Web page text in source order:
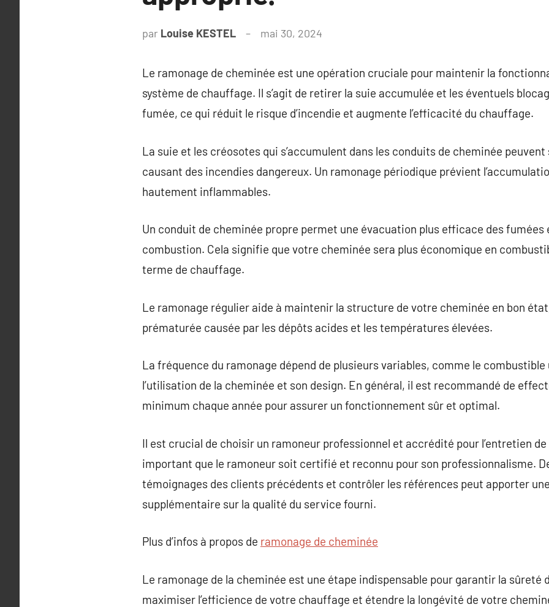
par Louise KESTEL mai 30, 2024
Le ramonage de cheminée est une opération cruciale pour maintenir la
système de chauffage. Il s’agit de retirer la suie accumulée et les éventuels
fumée, ce qui réduit le risque d’incendie et augmente l’efficacité du chauffage.
La suie et les créosotes qui s’accumulent dans les conduits de cheminée
causant des incendies dangereux. Un ramonage périodique prévient
hautement inflammables.
Un conduit de cheminée propre permet une évacuation plus efficace des fumées
combustion. Cela signifie que votre cheminée sera plus économique en
terme de chauffage.
Le ramonage régulier aide à maintenir la structure de votre cheminée en bon
prématurée causée par les dépôts acides et les températures élevées.
La fréquence du ramonage dépend de plusieurs variables, comme le combustible
l’utilisation de la cheminée et son design. En général, il est recommandé de
minimum chaque année pour assurer un fonctionnement sûr et optimal.
Il est crucial de choisir un ramoneur professionnel et accrédité pour l’entretien
important que le ramoneur soit certifié et reconnu pour son professionnalisme.
témoignages des clients précédents et contrôler les références peut apporter
supplémentaire sur la qualité du service fourni.
Plus d’infos à propos de ramonage de cheminée
Le ramonage de la cheminée est une étape indispensable pour garantir la sûreté
maximiser l’efficience de votre chauffage et étendre la longévité de votre